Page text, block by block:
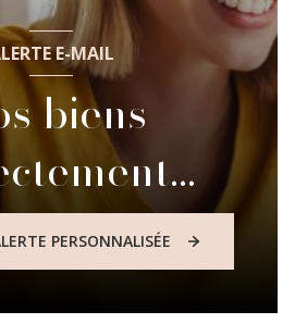
E-MAIL
biens
boite mail
!
PERSONNALISÉE